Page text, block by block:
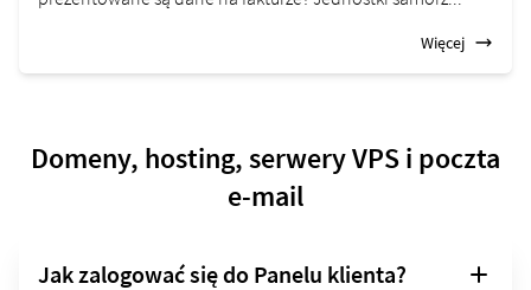
Więcej
Domeny, hosting, serwery VPS i poczta
e-mail
Jak zalogować się do Panelu klienta?